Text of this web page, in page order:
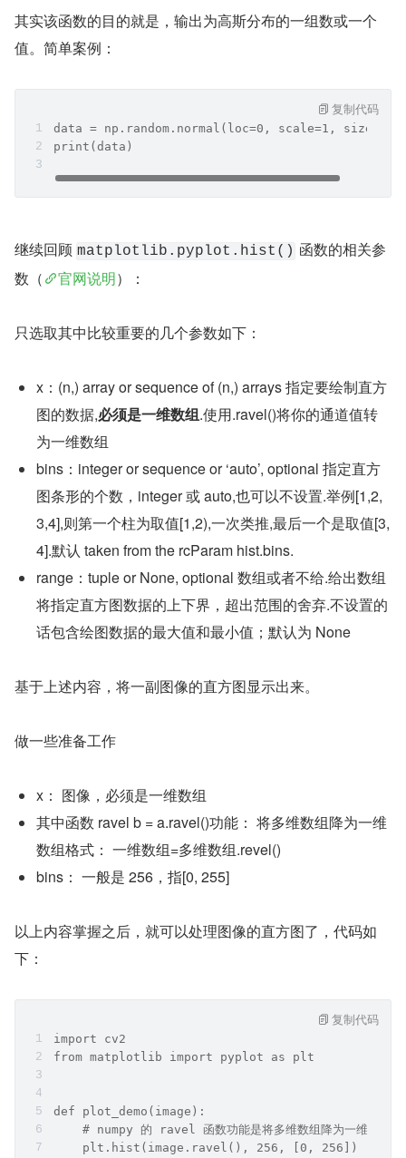
其实该函数的目的就是，输出为高斯分布的一组数或一个
值。简单案例：
data = np.random.normal(loc=0, scale=1, size=2)
print(data)
复制代码
继续回顾 matplotlib.pyplot.hist() 函数的相关参
数（
官网说明）：
只选取其中比较重要的几个参数如下：
x：(n,) array or sequence of (n,) arrays 指定要绘制直方
图的数据,必须是一维数组.使用.ravel()将你的通道值转
为一维数组
bins：integer or sequence or ‘auto’, optional 指定直方
图条形的个数，integer 或 auto,也可以不设置.举例[1,2,
3,4],则第一个柱为取值[1,2),一次类推,最后一个是取值[3,
4].默认 taken from the rcParam hist.bins.
range：tuple or None, optional 数组或者不给.给出数组
将指定直方图数据的上下界，超出范围的舍弃.不设置的
话包含绘图数据的最大值和最小值；默认为 None
基于上述内容，将一副图像的直方图显示出来。
做一些准备工作
x： 图像，必须是一维数组
其中函数 ravel b = a.ravel()功能： 将多维数组降为一维
数组格式： 一维数组=多维数组.revel()
bins： 一般是 256，指[0, 255]
以上内容掌握之后，就可以处理图像的直方图了，代码如
下：
import cv2
from matplotlib import pyplot as plt
def plot_demo(image):
    # numpy 的 ravel 函数功能是将多维数组降为一维数组
    plt.hist(image.ravel(), 256, [0, 256])
复制代码